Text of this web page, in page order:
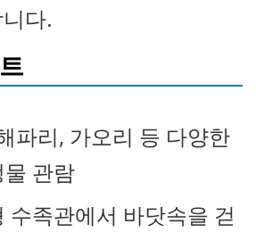
다.
파리, 가오리 등 다양한
관람
수족관에서 바닷속을 걷